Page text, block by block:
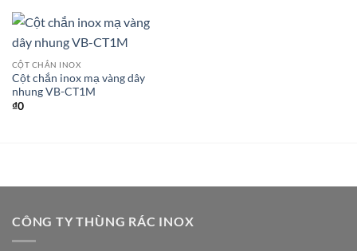
CỘT CHẮN INOX
Cột chắn inox mạ vàng dây
nhung VB-CT1M
₫0
CÔNG TY THÙNG RÁC INOX